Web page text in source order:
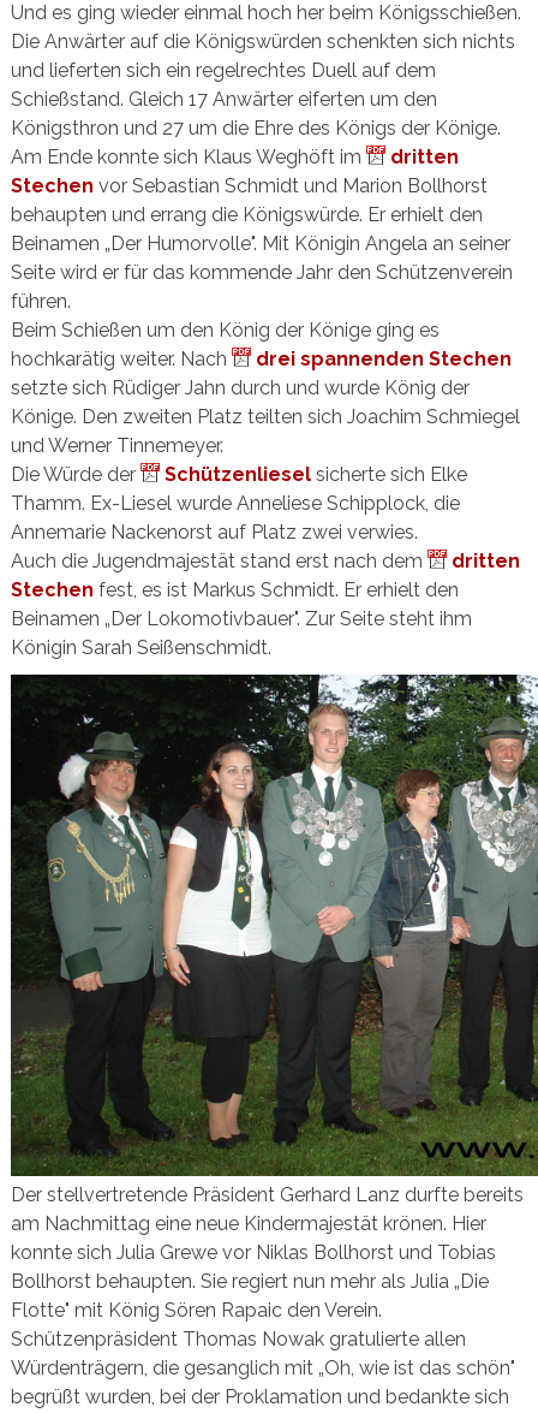
Und es ging wieder einmal hoch her beim Königsschießen.
Die Anwärter auf die Königswürden schenkten sich nichts
und lieferten sich ein regelrechtes Duell auf dem
Schießstand. Gleich 17 Anwärter eiferten um den
Königsthron und 27 um die Ehre des Königs der Könige.
Am Ende konnte sich Klaus Weghöft im
dritten
Stechen vor Sebastian Schmidt und Marion Bollhorst
behaupten und errang die Königswürde. Er erhielt den
Beinamen „Der Humorvolle". Mit Königin Angela an seiner
Seite wird er für das kommende Jahr den Schützenverein
führen.
Beim Schießen um den König der Könige ging es
hochkarätig weiter. Nach
drei spannenden Stechen
setzte sich Rüdiger Jahn durch und wurde König der
Könige. Den zweiten Platz teilten sich Joachim Schmiegel
und Werner Tinnemeyer.
Die Würde der
Schützenlieselsicherte sich Elke
Thamm. Ex-Liesel wurde Anneliese Schipplock, die
Annemarie Nackenorst auf Platz zwei verwies.
Auch die Jugendmajestät stand erst nach dem
dritten
Stechen fest, es ist Markus Schmidt. Er erhielt den
Beinamen „Der Lokomotivbauer". Zur Seite steht ihm
Königin Sarah Seißenschmidt.
Der stellvertretende Präsident Gerhard Lanz durfte bereits
am Nachmittag eine neue Kindermajestät krönen. Hier
konnte sich Julia Grewe vor Niklas Bollhorst und Tobias
Bollhorst behaupten. Sie regiert nun mehr als Julia „Die
Flotte" mit König Sören Rapaic den Verein.
Schützenpräsident Thomas Nowak gratulierte allen
Würdenträgern, die gesanglich mit „Oh, wie ist das schön"
begrüßt wurden, bei der Proklamation und bedankte sich